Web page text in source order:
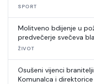
SPORT
Molitveno bdijenje u
predvečerje svečeva
ŽIVOT
Osušeni vijenci
Komunalca i